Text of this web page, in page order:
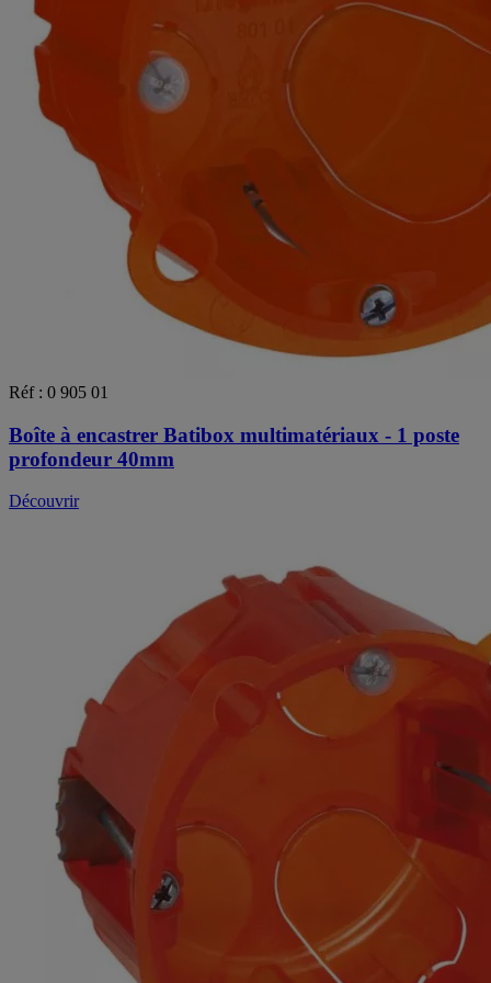
Réf : 0 905 01
Boîte à encastrer Batibox multimatériaux - 1 poste
profondeur 40mm
Découvrir